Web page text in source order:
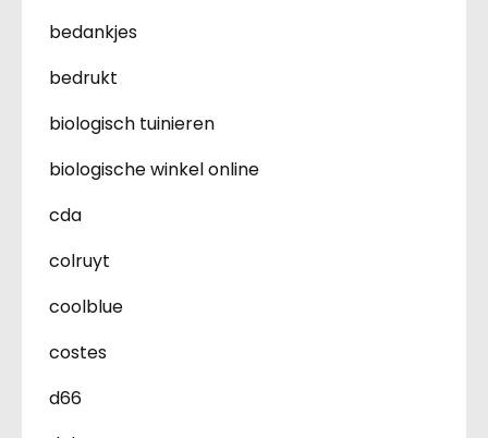
bedankjes
bedrukt
biologisch tuinieren
biologische winkel online
cda
colruyt
coolblue
costes
d66